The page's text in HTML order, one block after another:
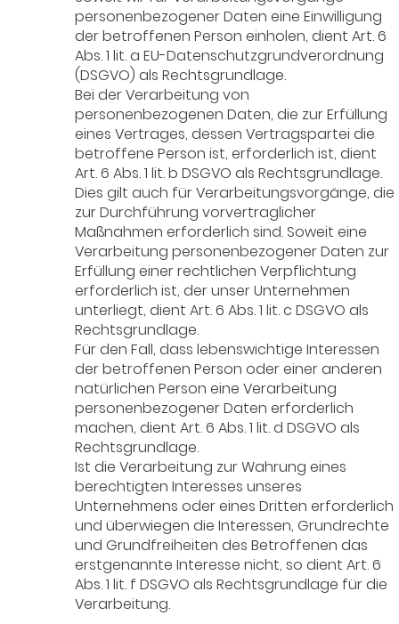
personenbezogener Daten eine Einwilligung
der betroffenen Person einholen, dient Art. 6
Abs. 1 lit. a EU-Datenschutzgrundverordnung
(DSGVO) als Rechtsgrundlage.
Bei der Verarbeitung von
personenbezogenen Daten, die zur Erfüllung
eines Vertrages, dessen Vertragspartei die
betroffene Person ist, erforderlich ist, dient
Art. 6 Abs. 1 lit. b DSGVO als Rechtsgrundlage.
Dies gilt auch für Verarbeitungsvorgänge, die
zur Durchführung vorvertraglicher
Maßnahmen erforderlich sind. Soweit eine
Verarbeitung personenbezogener Daten zur
Erfüllung einer rechtlichen Verpflichtung
erforderlich ist, der unser Unternehmen
unterliegt, dient Art. 6 Abs. 1 lit. c DSGVO als
Rechtsgrundlage.
Für den Fall, dass lebenswichtige Interessen
der betroffenen Person oder einer anderen
natürlichen Person eine Verarbeitung
personenbezogener Daten erforderlich
machen, dient Art. 6 Abs. 1 lit. d DSGVO als
Rechtsgrundlage.
Ist die Verarbeitung zur Wahrung eines
berechtigten Interesses unseres
Unternehmens oder eines Dritten erforderlich
und überwiegen die Interessen, Grundrechte
und Grundfreiheiten des Betroffenen das
erstgenannte Interesse nicht, so dient Art. 6
Abs. 1 lit. f DSGVO als Rechtsgrundlage für die
Verarbeitung.